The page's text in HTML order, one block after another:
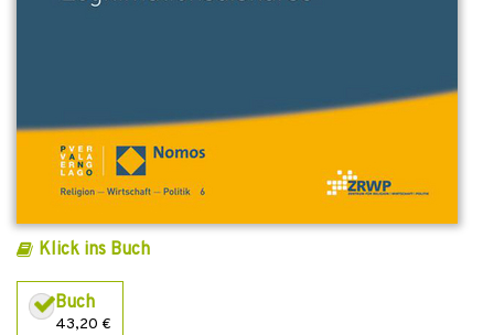
Klick ins Buch
Buch
43,20 €